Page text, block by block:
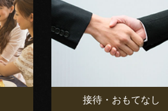
接待・おもてなし